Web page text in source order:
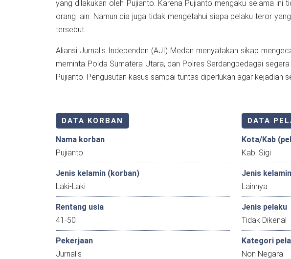
yang dilakukan oleh Pujianto. Karena Pujianto mengaku selama ini
orang lain. Namun dia juga tidak mengetahui siapa pelaku teror
tersebut.
Aliansi Jurnalis Independen (AJI) Medan menyatakan sikap
meminta Polda Sumatera Utara, dan Polres Serdangbedagai
Pujianto. Pengusutan kasus sampai tuntas diperlukan agar kejadian
DATA KORBAN
Nama korban
Pujianto
Jenis kelamin (korban)
Laki-Laki
Rentang usia
41-50
Pekerjaan
Jurnalis
DATA
Kota/Kab
Kab. Sigi
Jenis
Lainnya
Jenis pelaku
Tidak Dikenal
Kategori
Non Negara